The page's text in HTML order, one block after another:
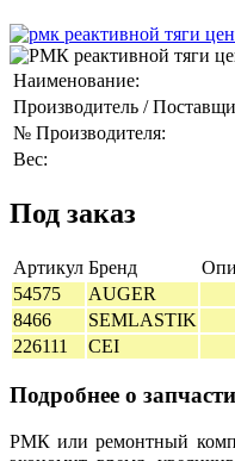
Наименование:
Производитель /
№ Производителя:
Вес:
Под заказ
Артикул Бренд
54575
AUGER
8466
SEMLASTIK
226111
CEI
Подробнее о
РМК или ремонтный